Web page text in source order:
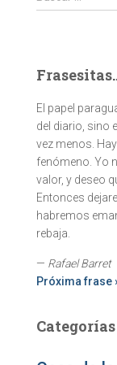
El papel
del diario, sino
vez menos.
fenómeno. Yo
valor, y deseo
Entonces
habremos
rebaja.
— Rafael Barret
Próxima frase
Categorías